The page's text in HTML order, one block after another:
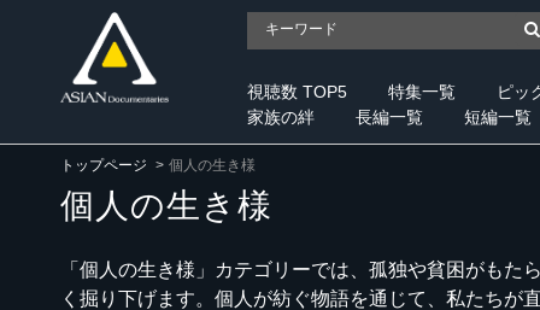
視聴数 TOP5 特集一覧
ピッ
家族の絆
長編一覧 短編一覧
トップページ 個人の生き様
個人の生き様
「個人の生き様」カテゴリーでは、孤独や貧困がも
く掘り下げます。個人が紡ぐ物語を通じて、私たちが